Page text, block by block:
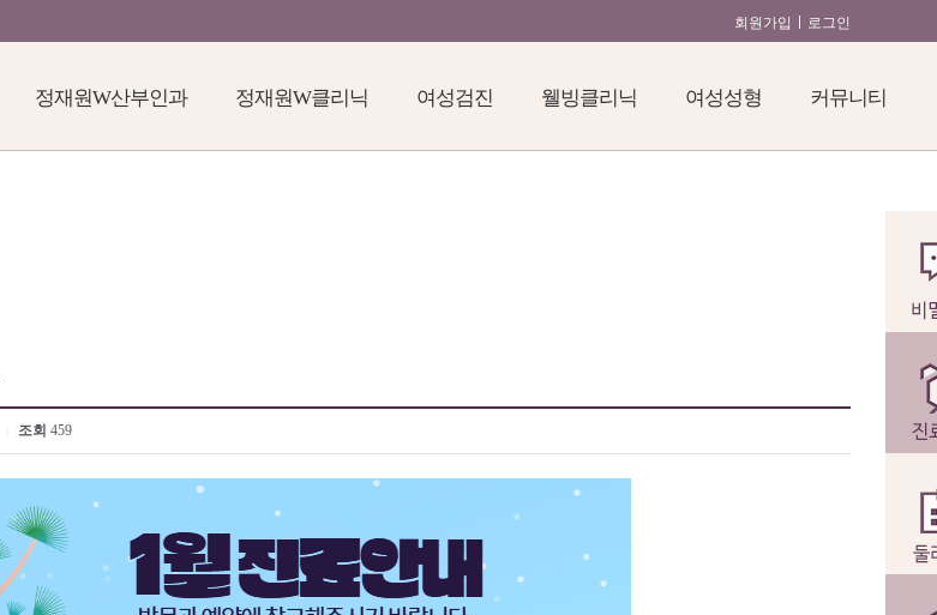
회원가입 로그인
정재원W산부인과 정재원W클리닉 여성검진 웰빙클리닉 여성성형 커뮤니티
조회 459